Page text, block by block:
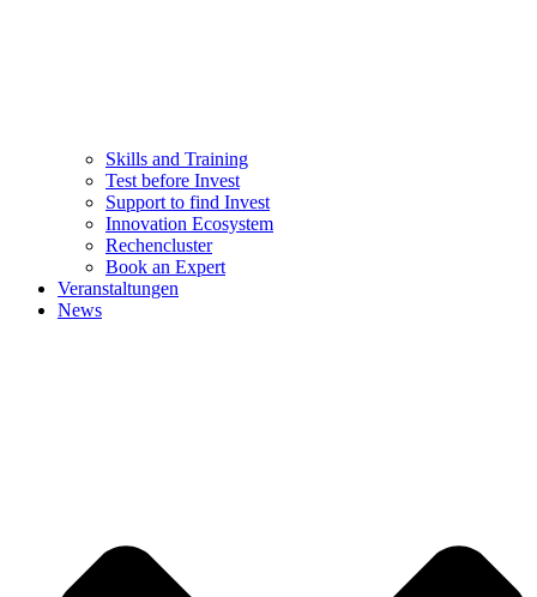
Skills and Training
Test before Invest
Support to find Invest
Innovation Ecosystem
Rechencluster​
Book an Expert
Veranstaltungen
News